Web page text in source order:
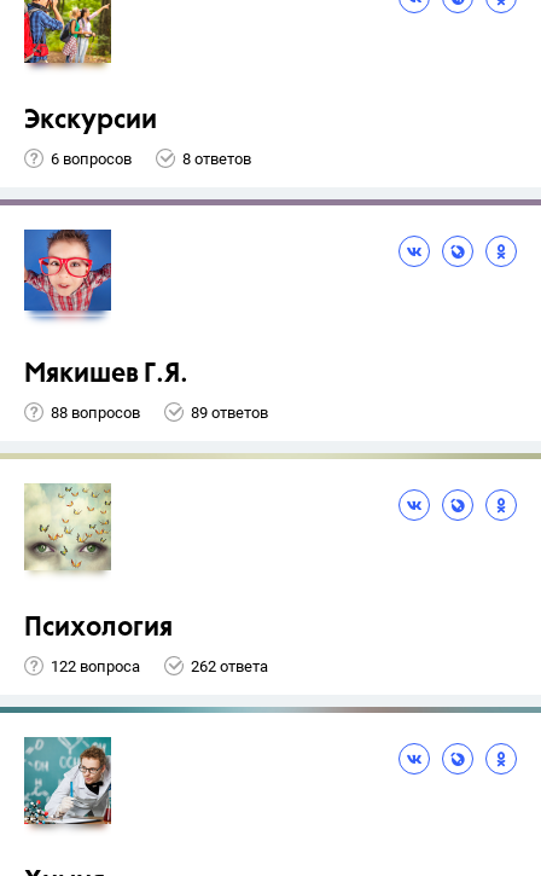
Экскурсии
6 вопросов 8 ответов
Мякишев Г.Я.
88 вопросов 89 ответов
Психология
122 вопроса 262 ответа